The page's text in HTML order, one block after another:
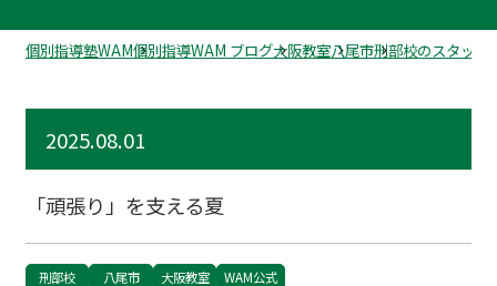
個別指導塾WAM個別指導WAM ブログ大阪教室八尾市刑部校のスタッフ
2025.08.01
「頑張り」を支える夏
刑部校 八尾市 大阪教室 WAM公式